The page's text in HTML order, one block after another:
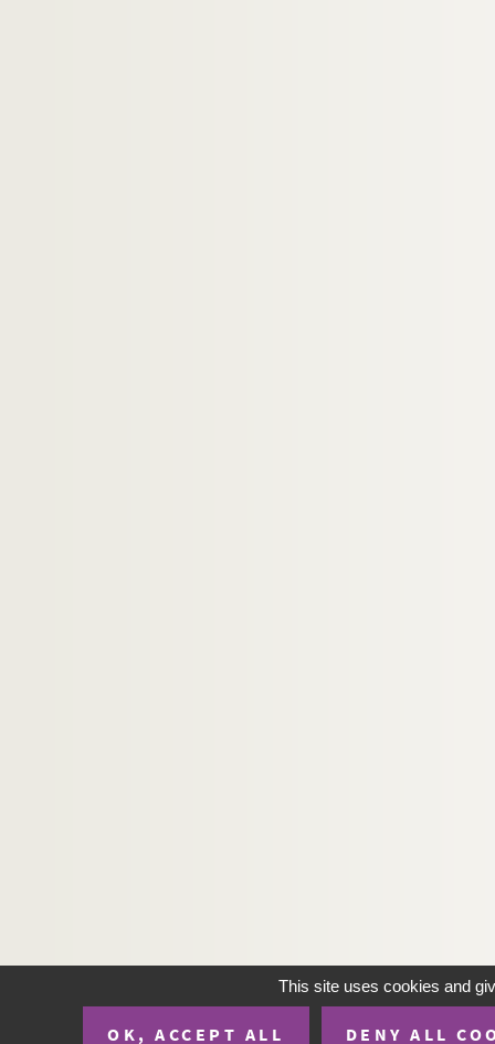
This site uses cookies and
OK, ACCEPT ALL DENY ALL